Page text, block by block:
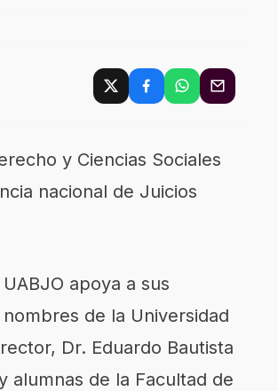
y Ciencias Sociales
nacional de Juicios
apoya a sus
de la Universidad
Dr. Eduardo Bautista
alumnas de la Facultad de